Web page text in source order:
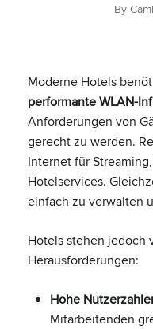
By
Moderne Hotels
performante WLAN-
Anforderungen von
gerecht zu werden.
Internet für
Hotelservices.
einfach zu verwalten
Hotels stehen jedoch
Herausforderungen:
Hohe
Mitarbeitenden